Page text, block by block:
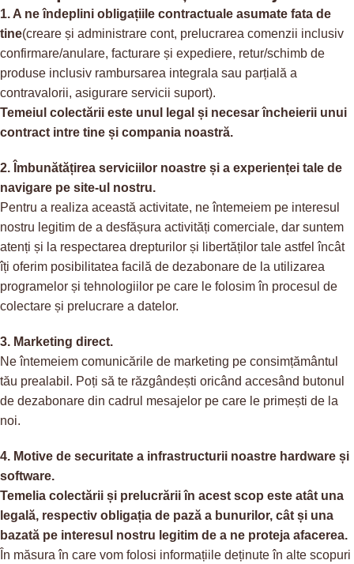
1. A ne îndeplini obligațiile contractuale asumate fata de
tine(creare și administrare cont, prelucrarea comenzii inclusiv
confirmare/anulare, facturare și expediere, retur/schimb de
produse inclusiv rambursarea integrala sau parțială a
contravalorii, asigurare servicii suport).
Temeiul colectării este unul legal și necesar încheierii unui
contract intre tine și compania noastră.
2. Îmbunătățirea serviciilor noastre și a experienței tale de
navigare pe site-ul nostru.
Pentru a realiza această activitate, ne întemeiem pe interesul
nostru legitim de a desfășura activități comerciale, dar suntem
atenți și la respectarea drepturilor și libertăților tale astfel încât
îți oferim posibilitatea facilă de dezabonare de la utilizarea
programelor și tehnologiilor pe care le folosim în procesul de
colectare și prelucrare a datelor.
3. Marketing direct.
Ne întemeiem comunicările de marketing pe consimțământul
tău prealabil. Poți să te răzgândești oricând accesând butonul
de dezabonare din cadrul mesajelor pe care le primești de la
noi.
4. Motive de securitate a infrastructurii noastre hardware și
software.
Temelia colectării și prelucrării în acest scop este atât una
legală, respectiv obligația de pază a bunurilor, cât și una
bazată pe interesul nostru legitim de a ne proteja afacerea.
În măsura în care vom folosi informațiile deținute în alte scopuri